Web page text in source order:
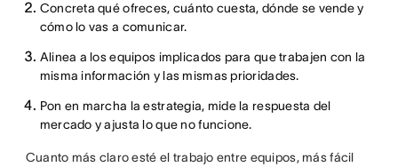
Concreta qué ofreces, cuánto cuesta, dónde se vende y
cómo lo vas a comunicar.
Alinea a los equipos implicados para que trabajen con la
misma información y las mismas prioridades.
Pon en marcha la estrategia, mide la respuesta del
mercado y ajusta lo que no funcione.
Cuanto más claro esté el trabajo entre equipos, más fácil